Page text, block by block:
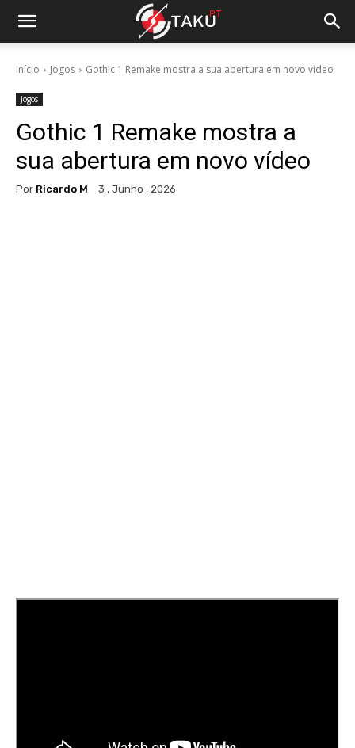
Início Jogos Gothic 1 Remake mostra a sua abertura em novo vídeo
Jogos
Gothic 1 Remake mostra a
sua abertura em novo vídeo
Por Ricardo M 3 , Junho , 2026